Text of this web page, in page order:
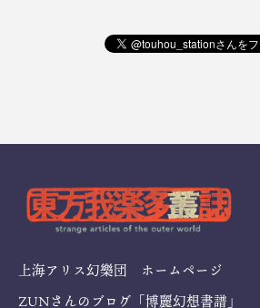
上海アリス幻樂団 ホームページ
ZUNさんのブログ「博麗幻想書譜」